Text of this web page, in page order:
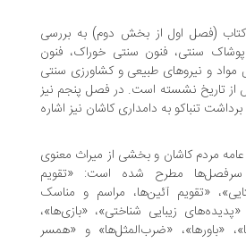
اول از بخش دوم) به بررسی
فنون سنتی خوراک، فنون
نیروهای طبیعی و کشاورزی سنتی
نشسته است. در فصل پنجم نیز
به دامداری کاشان نیز اشاره
کاشان و بخشی از میراث معنوی
مطرح شده است: «تقویم
آئین‌ها، مراسم و مناسک
زیبایی شناختی»، «بازی‌ها»،
«ضرب‌المثل‌ها» و «همسر